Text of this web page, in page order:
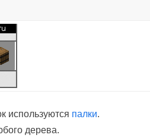
используются палки.
дерева.